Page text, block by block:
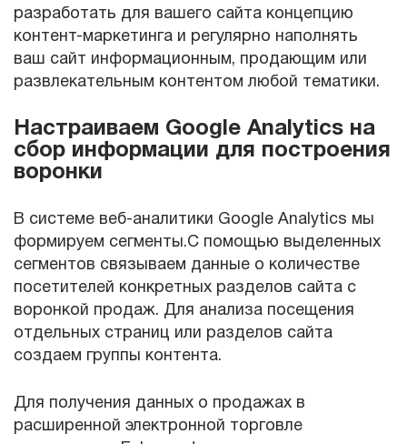
разработать для вашего сайта концепцию
контент-маркетинга и регулярно наполнять
ваш сайт информационным, продающим или
развлекательным контентом любой тематики.
Настраиваем Google Analytics на
сбор информации для построения
воронки
В системе веб-аналитики Google Analytics мы
формируем сегменты.С помощью выделенных
сегментов связываем данные о количестве
посетителей конкретных разделов сайта с
воронкой продаж. Для анализа посещения
отдельных страниц или разделов сайта
создаем группы контента.
Для получения данных о продажах в
расширенной электронной торговле